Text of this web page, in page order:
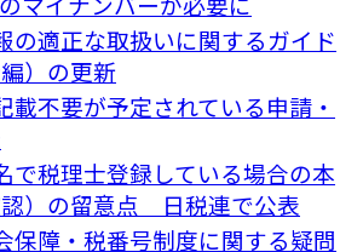
の適正な取扱いに関するガイド
）の更新
載不要が予定されている申請・
で税理士登録している場合の本
）の留意点 日税連で公表
障・税番号制度に関する疑問